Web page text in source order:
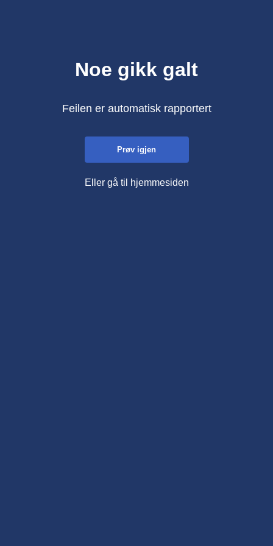
Noe gikk galt
Feilen er automatisk rapportert
Prøv igjen
Eller gå til hjemmesiden